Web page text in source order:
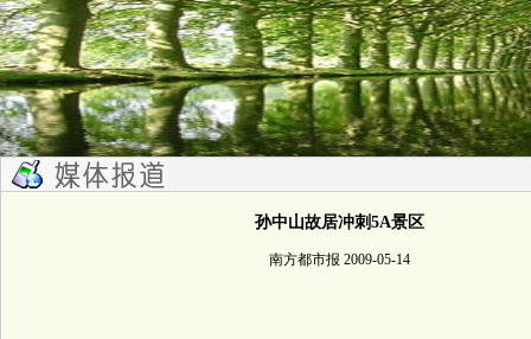
孙中山故居冲刺5A景区
南方都市报 2009-05-14